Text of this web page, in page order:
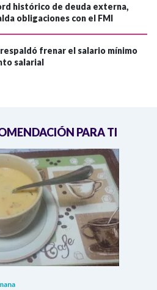
histórico de deuda externa,
obligaciones con el FMI
frenar el salario mínimo
salarial
PARA TI